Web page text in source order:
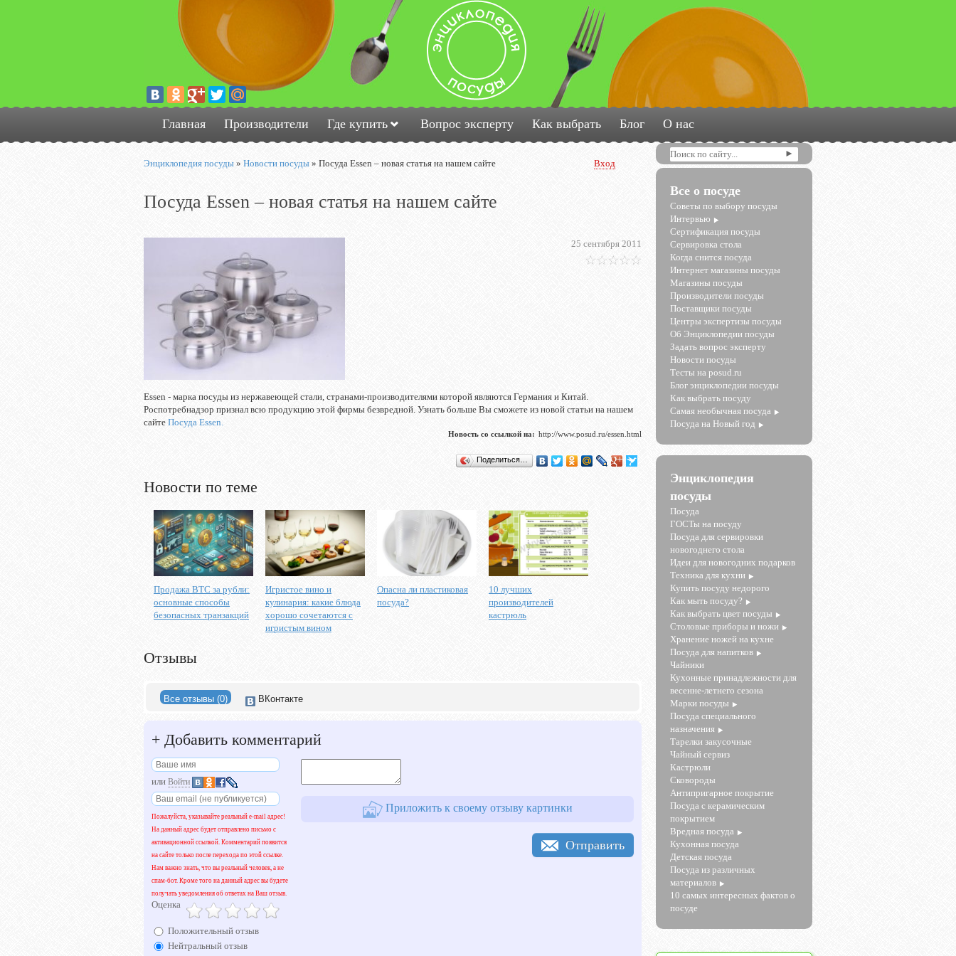
Главная Производители Где купить Вопрос эксперту Как выбрать Блог О нас
Энциклопедия посуды » Новости посуды » Посуда Essen – новая статья на нашем сайте Вход
Посуда Essen – новая статья на нашем сайте
25 сентября 2011
Essen - марка посуды из нержавеющей стали, странами-производителями которой являются Германия и Китай.
Роспотребнадзор признал всю продукцию этой фирмы безвредной. Узнать больше Вы сможете из новой статьи на нашем
сайте Посуда Essen.
Новость со ссылкой на: http://www.posud.ru/essen.html
Поделиться…
Новости по теме
Продажа BTC за рубли:
основные способы
безопасных транзакций
Игристое вино и
кулинария: какие блюда
хорошо сочетаются с
игристым вином
Опасна ли пластиковая
посуда?
10 лучших
производителей
кастрюль
Отзывы
Все отзывы (0) ВКонтакте
+ Добавить комментарий
или Войти
Пожалуйста, указывайте реальный e-mail адрес!
На данный адрес будет отправлено письмо с
активационной ссылкой. Комментарий появится
на сайте только после перехода по этой ссылке.
Нам важно знать, что вы реальный человек, а не
спам-бот. Кроме того на данный адрес вы будете
получать уведомления об ответах на Ваш отзыв.
Оценка
Положительный отзыв
Нейтральный отзыв
Приложить к своему отзыву картинки
Отправить
Все о посуде
Советы по выбору посуды
Интервью
Сертификация посуды
Сервировка стола
Когда снится посуда
Интернет магазины посуды
Магазины посуды
Производители посуды
Поставщики посуды
Центры экспертизы посуды
Об Энциклопедии посуды
Задать вопрос эксперту
Новости посуды
Тесты на posud.ru
Блог энциклопедии посуды
Как выбрать посуду
Самая необычная посуда
Посуда на Новый год
Энциклопедия
посуды
Посуда
ГОСТы на посуду
Посуда для сервировки
новогоднего стола
Идеи для новогодних подарков
Техника для кухни
Купить посуду недорого
Как мыть посуду?
Как выбрать цвет посуды
Столовые приборы и ножи
Хранение ножей на кухне
Посуда для напитков
Чайники
Кухонные принадлежности для
весенне-летнего сезона
Марки посуды
Посуда специального
назначения
Тарелки закусочные
Чайный сервиз
Кастрюли
Сковороды
Антипригарное покрытие
Посуда с керамическим
покрытием
Вредная посуда
Кухонная посуда
Детская посуда
Посуда из различных
материалов
10 самых интересных фактов о
посуде